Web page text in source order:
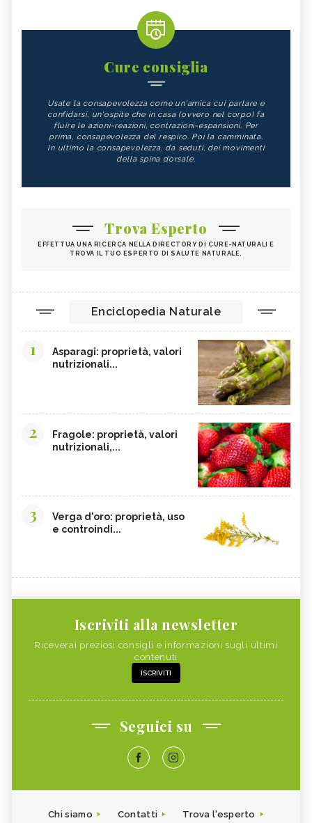
Cure consiglia
Usate la consapevolezza come un'amica cui parlare e
confidarsi, un'ospite che in casa (ovvero nel corpo) fa
fluire le azioni-reazioni, contrazioni-espansioni. Per
prima, consapevolezza del respiro. Poi la camminata.
In ultimo la consapevolezza, da seduti, dei movimenti
della spina dorsale.
Trova Esperto
EFFETTUA UNA RICERCA NELLA DIRECTORY DI CURE-NATURALI E
TROVA IL TUO ESPERTO DI SALUTE NATURALE.
Enciclopedia Naturale
1
Asparagi: proprietà, valori
nutrizionali...
2
Fragole: proprietà, valori
nutrizionali,...
3
Verga d'oro: proprietà, uso
e controindi...
Iscriviti alla newsletter
Riceverai preziosi consigli e informazioni sugli ultimi
contenuti
ISCRIVITI
Seguici su
Chi siamo Contatti Trova l'esperto